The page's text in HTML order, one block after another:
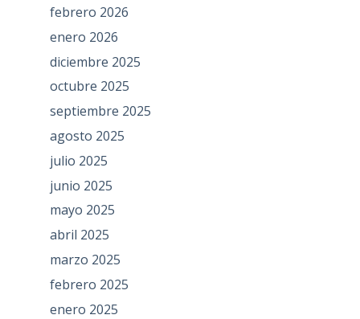
febrero 2026
enero 2026
diciembre 2025
octubre 2025
septiembre 2025
agosto 2025
julio 2025
junio 2025
mayo 2025
abril 2025
marzo 2025
febrero 2025
enero 2025